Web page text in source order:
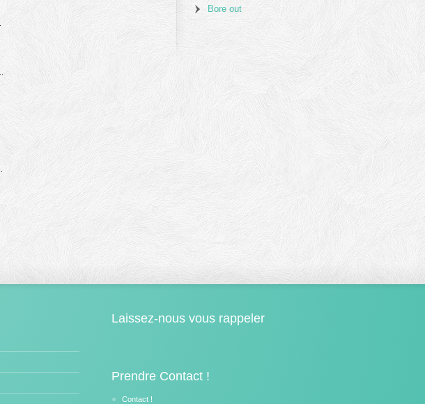
Bore out
Laissez-nous vous rappeler
Prendre Contact !
Contact !